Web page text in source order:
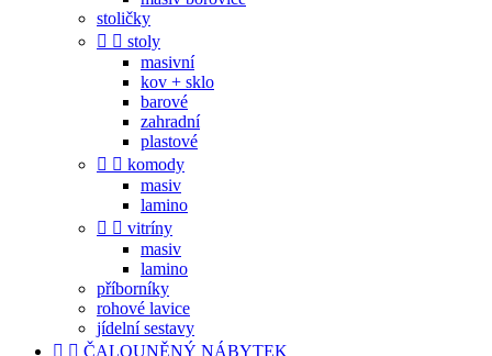
stoličky
  stoly
masivní
kov + sklo
barové
zahradní
plastové
  komody
masiv
lamino
  vitríny
masiv
lamino
příborníky
rohové lavice
jídelní sestavy
  ČALOUNĚNÝ NÁBYTEK